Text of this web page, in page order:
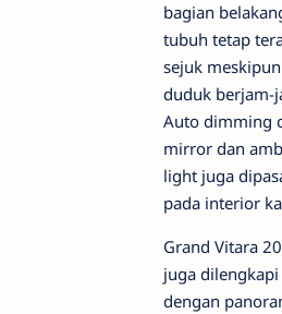
bagian
tubuh tetap
sejuk meskipun
duduk berjam-
Auto dimming
mirror dan
light juga
pada interior
Grand Vitara
juga dilengkapi
dengan